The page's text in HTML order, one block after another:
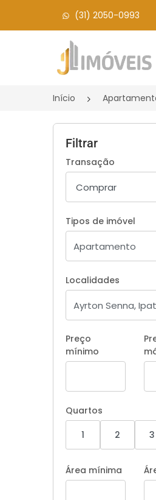
(31) 2050-0993
Página inicial
Início
Filtrar
Transação
Tipos de imóvel
Localidades
Preço
mínimo
Quartos
1
2 3
Área mínima